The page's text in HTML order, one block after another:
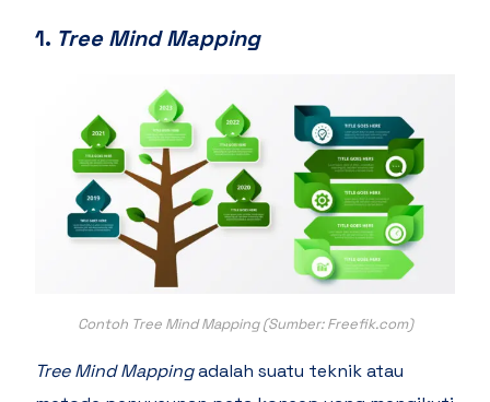
1. Tree Mind Mapping
Contoh Tree Mind Mapping (Sumber: Freefik.com)
Tree Mind Mappingadalah suatu teknik atau